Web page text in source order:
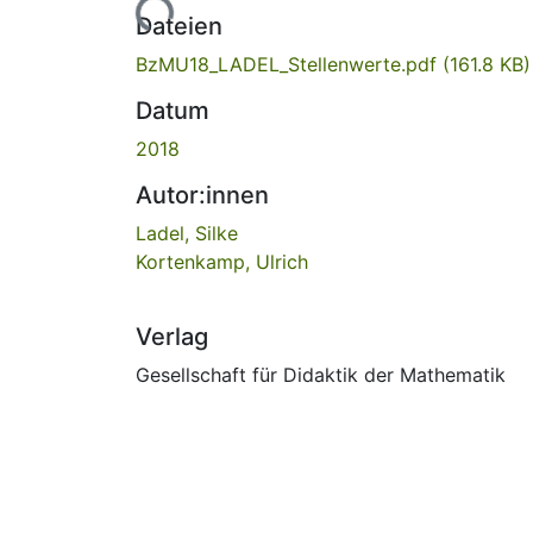
Lade...
Dateien
BzMU18_LADEL_Stellenwerte.pdf (161.8 KB)
Datum
2018
Autor:innen
Ladel, Silke
Kortenkamp, Ulrich
Verlag
Gesellschaft für Didaktik der Mathematik